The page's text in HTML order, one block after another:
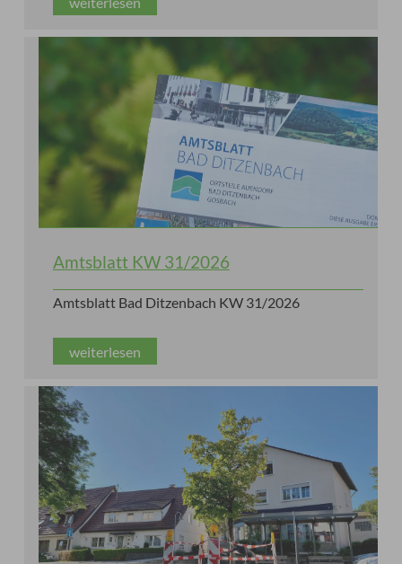
Amtsblatt KW 31/2026
Amtsblatt Bad Ditzenbach KW 31/2026
weiterlesen